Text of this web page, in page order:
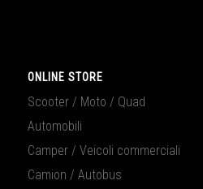
ONLINE STORE
Scooter / Moto / Quad
Automobili
Camper / Veicoli commerciali
Camion / Autobus